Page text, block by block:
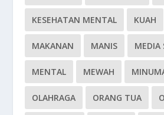
KESEHATAN MENTAL KUAH
MAKANAN MANIS MEDIA
MENTAL MEWAH
OLAHRAGA ORANG TUA